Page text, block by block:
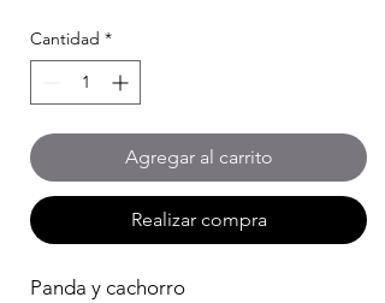
Cantidad *
Agregar al carrito
Realizar compra
Panda y cachorro